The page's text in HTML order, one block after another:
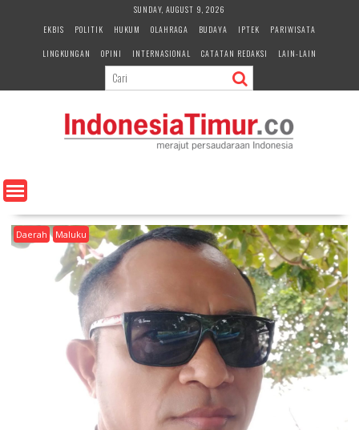
e
n
SUNDAY, AUGUST 9, 2026
EKBIS
POLITIK HUKUM OLAHRAGA BUDAYA IPTEK
PARIWISATA
LINGKUNGAN
OPINI INTERNASIONAL CATATAN REDAKSI LAIN-LAIN
Daerah Maluku